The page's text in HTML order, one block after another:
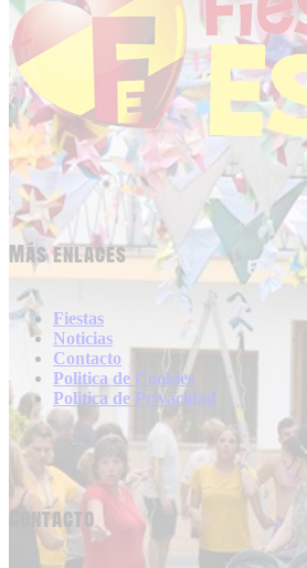
Más enlaces
Fiestas
Noticias
Contacto
Politica de Cookies
Politica de Privacidad
Contacto